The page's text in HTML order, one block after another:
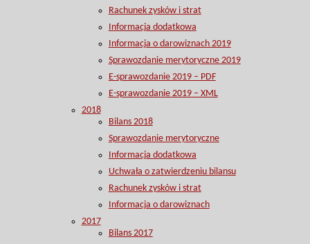
Rachunek zysków i strat
Informacja dodatkowa
Informacja o darowiznach 2019
Sprawozdanie merytoryczne 2019
E-sprawozdanie 2019 – PDF
E-sprawozdanie 2019 – XML
2018
Bilans 2018
Sprawozdanie merytoryczne
Informacja dodatkowa
Uchwała o zatwierdzeniu bilansu
Rachunek zysków i strat
Informacja o darowiznach
2017
Bilans 2017